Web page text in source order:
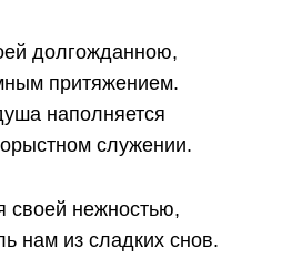
долгожданною,
притяжением.
наполняется
служении.
своей нежностью,
нам из сладких снов.